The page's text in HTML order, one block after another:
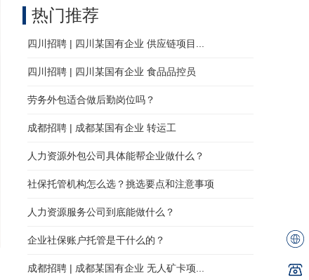
四川招聘 | 四川某国有企业 供应链项目...
四川招聘 | 四川某国有企业 食品品控员
劳务外包适合做后勤岗位吗？
成都招聘 | 成都某国有企业 转运工
人力资源外包公司具体能帮企业做什么？
社保托管机构怎么选？挑选要点和注意事项
人力资源服务公司到底能做什么？
企业社保账户托管是干什么的？
成都招聘 | 成都某国有企业 无人矿卡项...
热门推荐